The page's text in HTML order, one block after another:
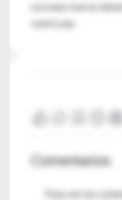
normales fueron
ventricular.
Comentarios
Para ver los